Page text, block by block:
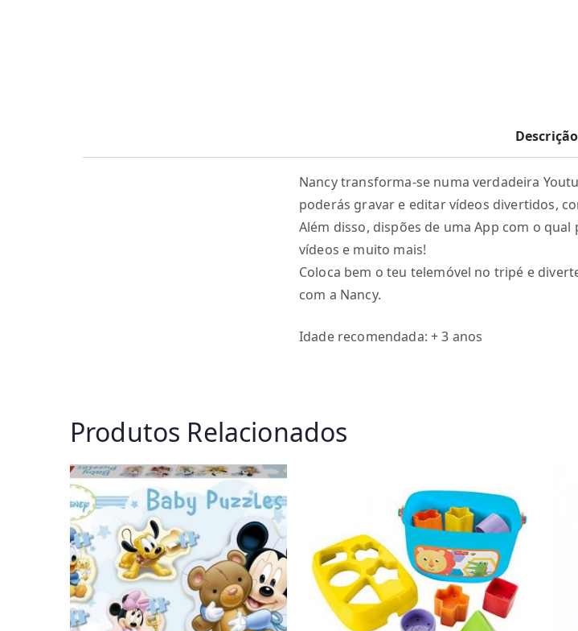
Descrição
Nancy transforma-se numa verdadeira
poderás gravar e editar vídeos divertidos,
Além disso, dispões de uma App com o
vídeos e muito mais!
Coloca bem o teu telemóvel no tripé e
com a Nancy.
Idade recomendada: + 3 anos
Produtos Relacionados